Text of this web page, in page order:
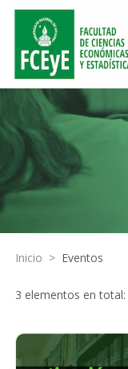
Inicio > Eventos
3 elementos en total: